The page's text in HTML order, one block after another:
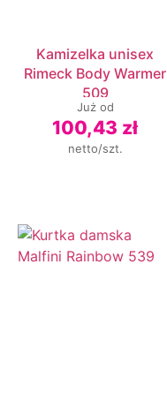
Kamizelka unisex
Rimeck Body Warmer
509
Już od
100,43 zł
netto/szt.